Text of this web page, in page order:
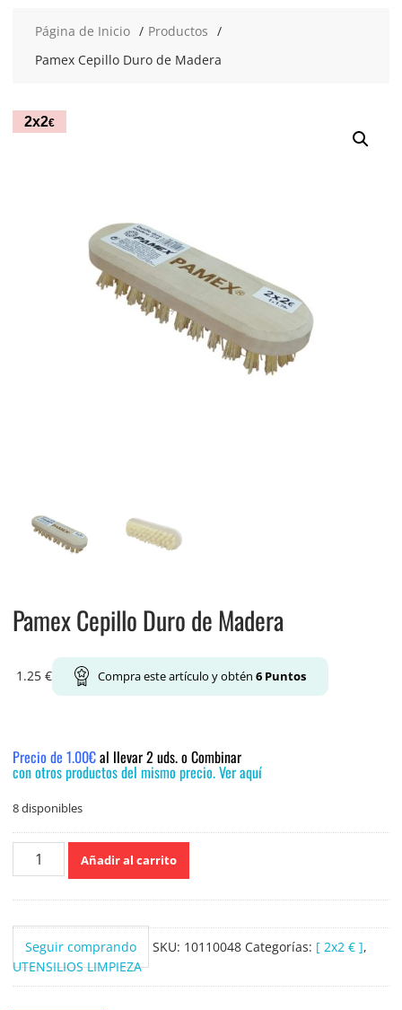
Página de Inicio
Productos
Pamex Cepillo Duro de Madera
2x2€
Pamex Cepillo Duro de Madera
1.25 € Compra este artículo y obtén 6Puntos
Precio de 1.00€al llevar 2 uds. o Combinar
con otros productos del mismo precio. Ver aquí
8 disponibles
Pamex
Cepillo
Madera
cantidad
Añadir al carrito
Seguir comprando SKU: 10110048 Categorías: [ 2x2 € ],
UTENSILIOS LIMPIEZA